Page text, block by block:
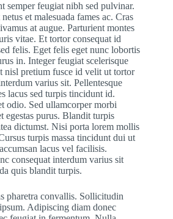
semper feugiat nibh sed pulvinar.
et malesuada fames ac. Cras
at augue. Parturient montes
vitae. Et tortor consequat id
felis. Eget felis eget nunc lobortis
in. Integer feugiat scelerisque
nisl pretium fusce id velit ut tortor
varius sit. Pellentesque
lacus sed turpis tincidunt id.
odio. Sed ullamcorper morbi
egestas purus. Blandit turpis
dictumst. Nisi porta lorem mollis
turpis massa tincidunt dui ut
lacus vel facilisis.
consequat interdum varius sit
quis blandit turpis.
pharetra convallis. Sollicitudin
Adipiscing diam donec